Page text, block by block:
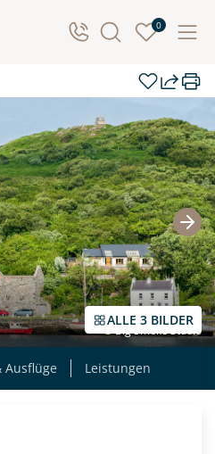
0
ALLE 3 BILDER
© Big Smoke Studio
Ausflüge Leistungen
Ihr Urlaub
Sie uns Ihre
mit. Wir prüfen die
Sie, um alles Weitere
gestalten wir Ihre
Nachname
Telefon